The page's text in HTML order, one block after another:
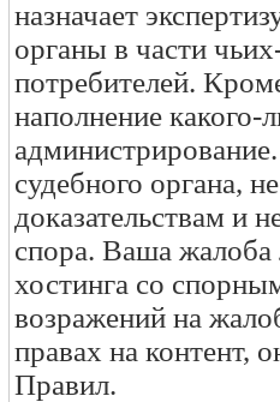
назначает
органы в части
потребителей.
наполнение какого-
судебного органа,
доказательствам и
спора. Ваша жалоба
хостинга со
возражений на
правах на контент,
Правил.